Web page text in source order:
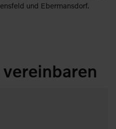
und Ebermansdorf.